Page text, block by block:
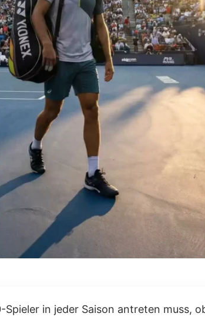
in jeder Saison antreten muss,